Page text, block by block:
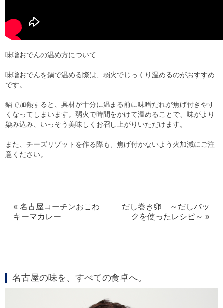
味噌おでんの温め方について
味噌おでんを鍋で温める際は、弱火でじっくり温めるのがおすすめ
です。
鍋で加熱すると、具材が十分に温まる前に味噌だれが焦げ付きやす
くなってしまいます。弱火で時間をかけて温めることで、味がより
染み込み、いっそう美味しくお召し上がりいただけます。
また、チーズリゾットを作る際も、焦げ付かないよう火加減にご注
意ください。
« 名古屋コーチンおこわ
キーマカレー
だし巻き卵 ～だしパッ
クを使ったレシピ～ »
名古屋の味を、すべての食卓へ。